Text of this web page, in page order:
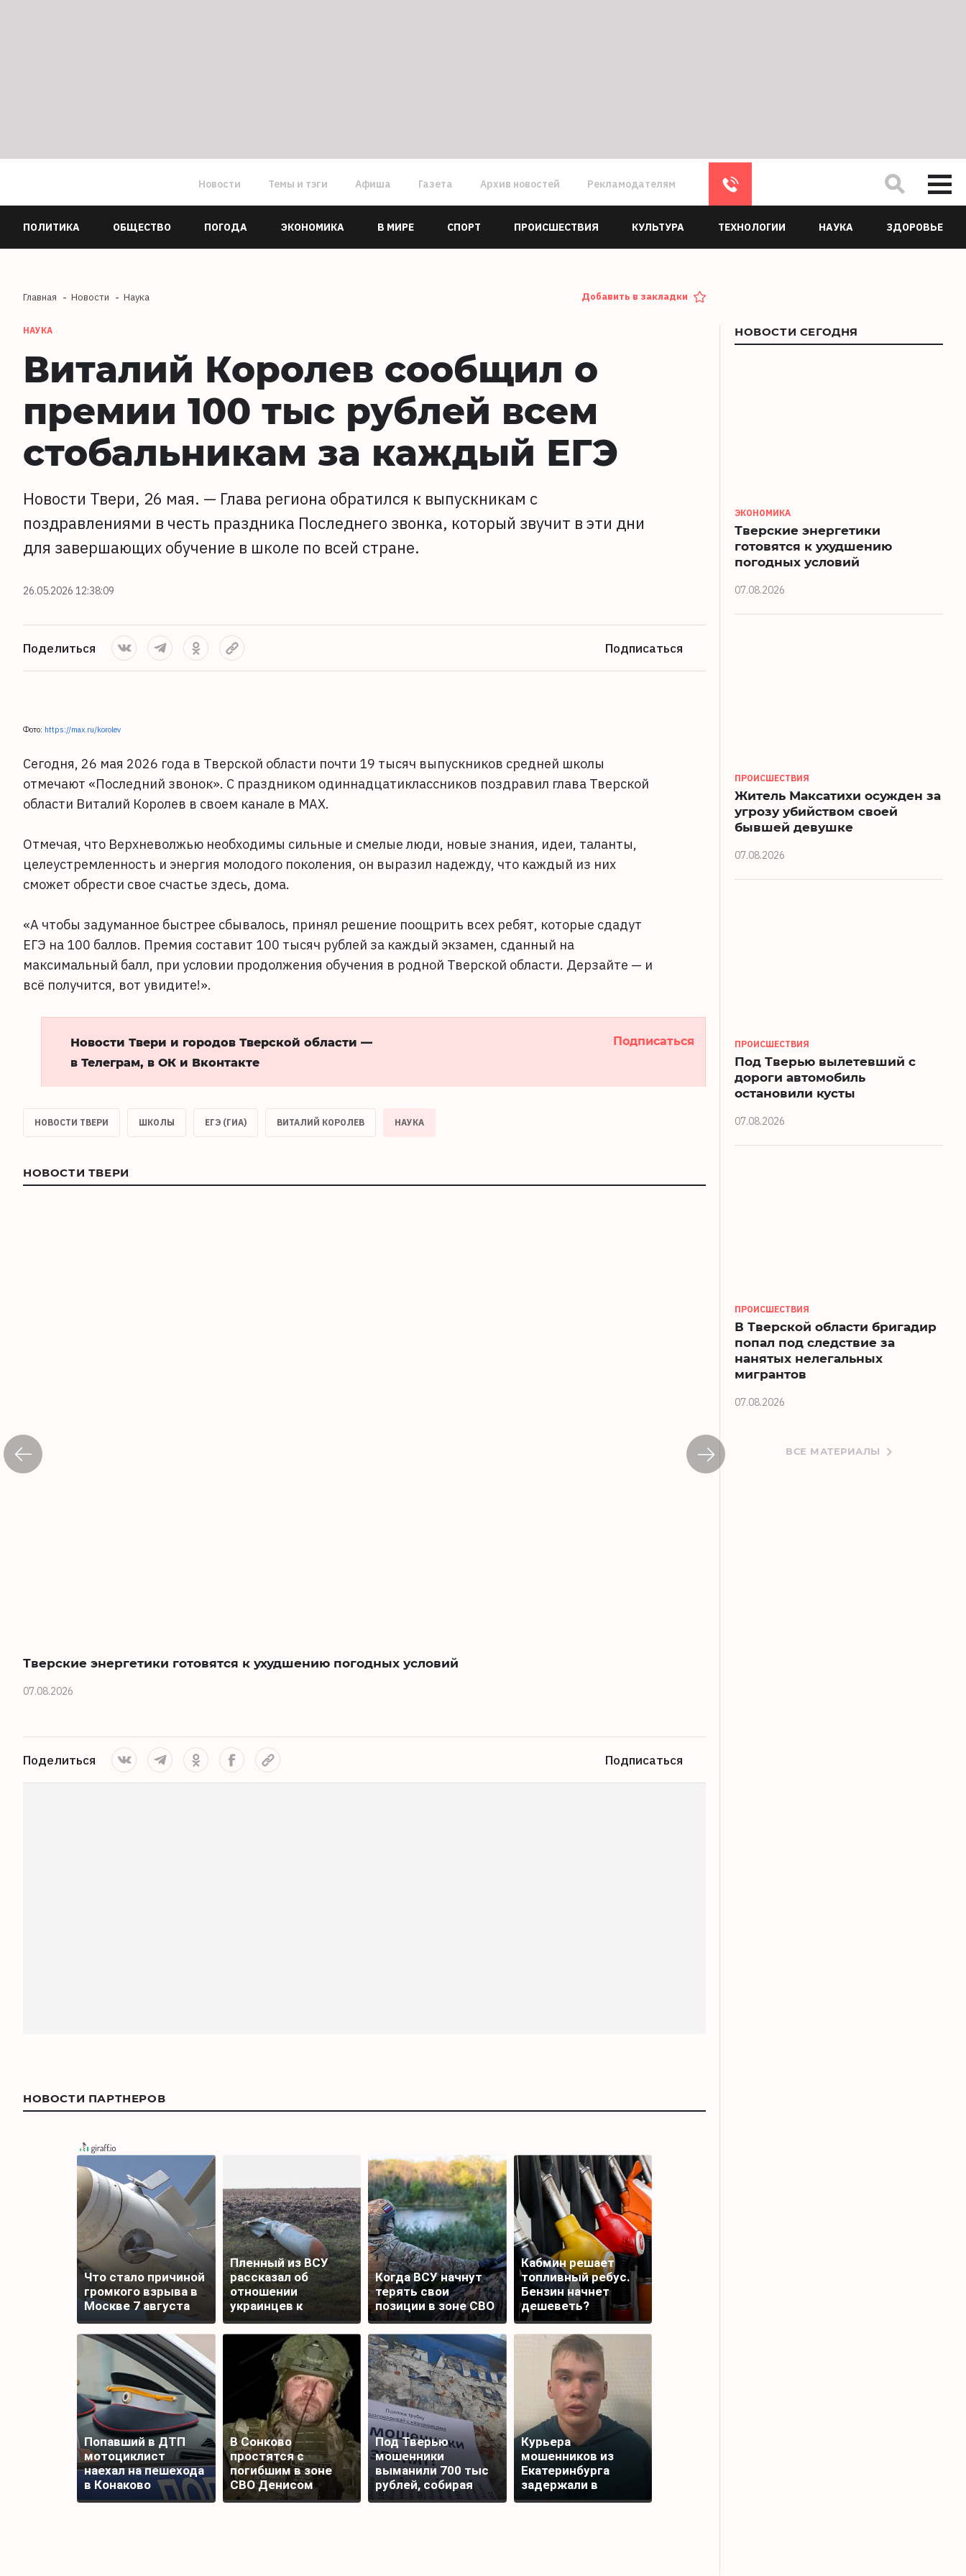
Новости Темы и тэги Афиша Газета Архив новостей Рекламодателям
ПОЛИТИКА ОБЩЕСТВО ПОГОДА ЭКОНОМИКА В МИРЕ СПОРТ ПРОИСШЕСТВИЯ КУЛЬТУРА ТЕХНОЛОГИИ НАУКА ЗДОРОВЬЕ
Главная Новости Наука Добавить в закладки
НАУКА
Виталий Королев сообщил о
премии 100 тыс рублей всем
стобальникам за каждый ЕГЭ
Новости Твери, 26 мая. — Глава региона обратился к выпускникам с
поздравлениями в честь праздника Последнего звонка, который звучит в эти дни
для завершающих обучение в школе по всей стране.
26.05.2026 12:38:09
Поделиться Подписаться
Фото: https://max.ru/korolev
Сегодня, 26 мая 2026 года в Тверской области почти 19 тысяч выпускников средней школы
отмечают «Последний звонок». С праздником одиннадцатиклассников поздравил глава Тверской
области Виталий Королев в своем канале в MAX.
Отмечая, что Верхневолжью необходимы сильные и смелые люди, новые знания, идеи, таланты,
целеустремленность и энергия молодого поколения, он выразил надежду, что каждый из них
сможет обрести свое счастье здесь, дома.
«А чтобы задуманное быстрее сбывалось, принял решение поощрить всех ребят, которые сдадут
ЕГЭ на 100 баллов. Премия составит 100 тысяч рублей за каждый экзамен, сданный на
максимальный балл, при условии продолжения обучения в родной Тверской области. Дерзайте — и
всё получится, вот увидите!».
Новости Твери и городов Тверской области —
в Телеграм, в ОК и Вконтакте
Подписаться
НОВОСТИ ТВЕРИ ШКОЛЫ ЕГЭ (ГИА) ВИТАЛИЙ КОРОЛЕВ НАУКА
НОВОСТИ ТВЕРИ
Тверские энергетики готовятся к ухудшению погодных условий
07.08.2026
Поделиться Подписаться
НОВОСТИ ПАРТНЕРОВ
Что стало причиной
громкого взрыва в
Москве 7 августа
Пленный из ВСУ
рассказал об
отношении
украинцев к
Донецку и Луганску
Когда ВСУ начнут
терять свои
позиции в зоне СВО
Кабмин решает
топливный ребус.
Бензин начнет
дешеветь?
Попавший в ДТП
мотоциклист
наехал на пешехода
в Конаково
В Сонково
простятся с
погибшим в зоне
СВО Денисом
Шаповаловым
Под Тверью
мошенники
выманили 700 тыс
рублей, собирая
подписи для
Курьера
мошенников из
Екатеринбурга
задержали в
Редкино Тверской
НОВОСТИ СЕГОДНЯ
ЭКОНОМИКА
Тверские энергетики
готовятся к ухудшению
погодных условий
07.08.2026
ПРОИСШЕСТВИЯ
Житель Максатихи осужден за
угрозу убийством своей
бывшей девушке
07.08.2026
ПРОИСШЕСТВИЯ
Под Тверью вылетевший с
дороги автомобиль
остановили кусты
07.08.2026
ПРОИСШЕСТВИЯ
В Тверской области бригадир
попал под следствие за
нанятых нелегальных
мигрантов
07.08.2026
ВСЕ МАТЕРИАЛЫ